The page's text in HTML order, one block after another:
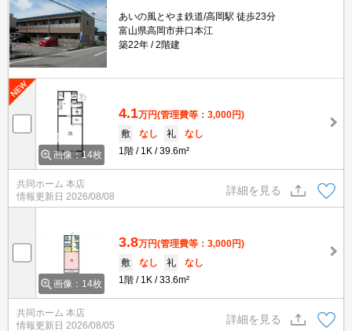
あいの風とやま鉄道/高岡駅 徒歩23分
富山県高岡市井口本江
築22年
2階建
画像：14枚
4.1万円(管理費等：3,000円)
敷
なし 礼
なし
1階
1K 39.6m²
共同ホーム 本店
情報更新日 2026/08/08
詳細を見る
画像：14枚
3.8万円(管理費等：3,000円)
敷
なし 礼
なし
1階
1K 33.6m²
共同ホーム 本店
情報更新日 2026/08/05
詳細を見る